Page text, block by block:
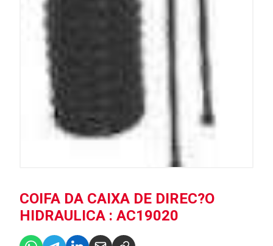
COIFA DA CAIXA DE DIREC?O
HIDRAULICA : AC19020